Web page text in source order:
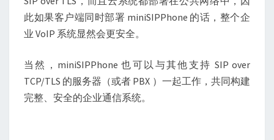
此如果客户端同时部署 miniSIPPhone 的话，整个企
业 VoIP 系统显然会更安全。
当然，miniSIPPhone 也可以与其他支持 SIP over
TCP/TLS 的服务器（或者 PBX ）一起工作，共同构建
完整、安全的企业通信系统。